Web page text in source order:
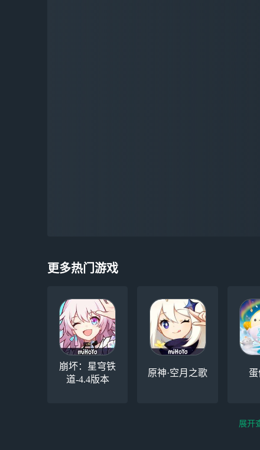
更多热门游戏
崩坏：星穹铁
道-4.4版本
原神·空月之歌 蛋
展开